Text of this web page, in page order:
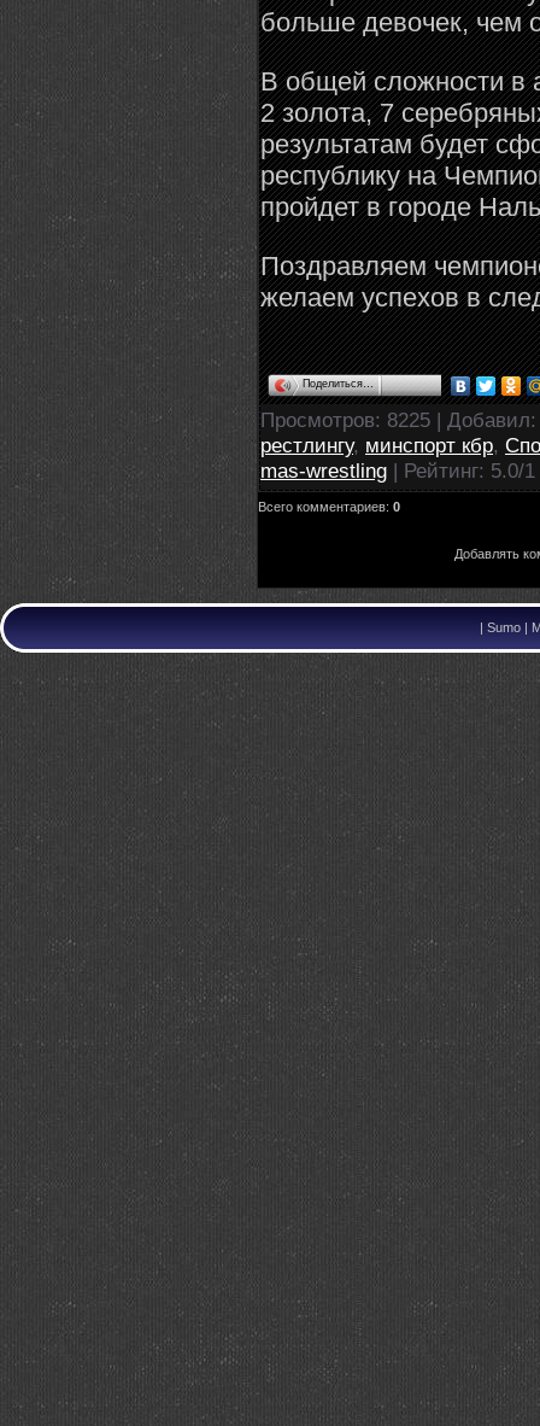
больше девочек, чем
В общей сложности в
2 золота, 7
результатам будет
республику на
пройдет в городе
Поздравляем
желаем успехов в
Поделиться…
Просмотров: 8225 | Добавил
рестлингу, минспорт кбр,
mas-wrestling | Рейтинг: 5.0/1
Всего комментариев: 0
Добавлять
| Sumo |